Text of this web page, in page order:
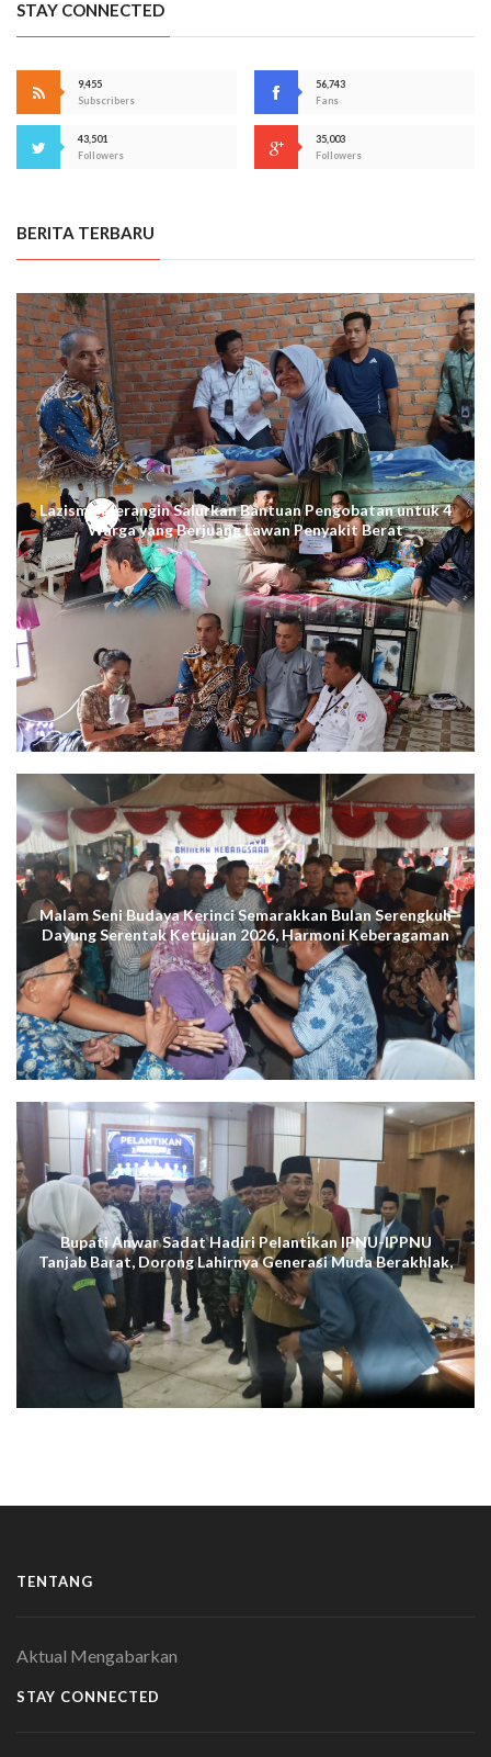
STAY CONNECTED
9,455
Subscribers
56,743
Fans
43,501
Followers
35,003
Followers
BERITA TERBARU
Lazismu Merangin Salurkan Bantuan Pengobatan untuk 4
Warga yang Berjuang Lawan Penyakit Berat
Malam Seni Budaya Kerinci Semarakkan Bulan Serengkuh
Dayung Serentak Ketujuan 2026, Harmoni Keberagaman
Terus Menggema di Kuala Tungkal
Bupati Anwar Sadat Hadiri Pelantikan IPNU-IPPNU
Tanjab Barat, Dorong Lahirnya Generasi Muda Berakhlak,
Cerdas Digital, dan Berdaya Saing
TENTANG
Aktual Mengabarkan
STAY CONNECTED